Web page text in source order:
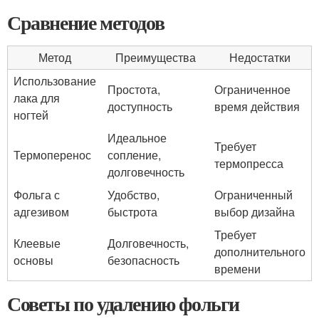
Сравнение методов
Метод Преимущества
Недостатки
Использование
лака для
ногтей
Простота,
доступность
Ограниченное
время действия
Термоперенос
Идеальное
сопление,
долговечность
Требует
термопресса
Фольга с
адгезивом
Удобство,
быстрота
Ограниченный
выбор дизайна
Клеевые
основы
Долговечность,
безопасность
Требует
дополнительного
времени
Советы по удалению фольги